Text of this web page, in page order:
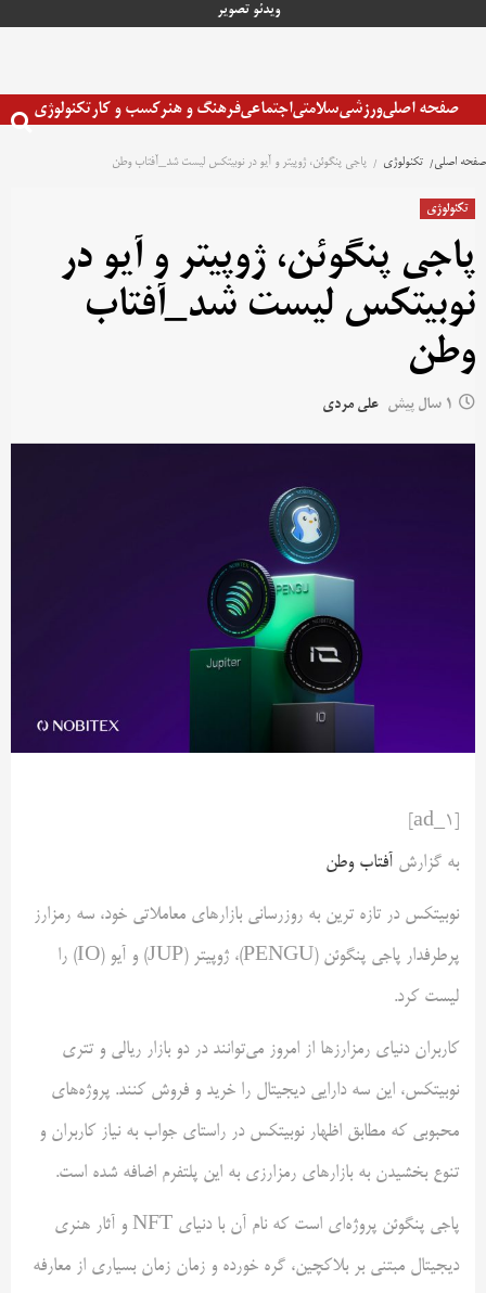
ویدئو تصویر
صفحه اصلیورزشیسلامتیاجتماعیفرهنگ و هنرکسب و کارتکنولوژی
صفحه اصلی تکنولوژی پاجی پنگوئن، ژوپیتر و آیو در نوبیتکس لیست شد_آفتاب وطن
تکنولوژی
پاجی پنگوئن، ژوپیتر و آیو در
نوبیتکس لیست شد_آفتاب
وطن
1 سال پیش علی مردی
به گزارش آفتاب وطن
نوبیتکس در تازه ترین به روزرسانی بازارهای معاملاتی خود، سه رمزارز
پرطرفدار پاجی پنگوئن (PENGU)، ژوپیتر (JUP) و آیو (IO) را
لیست کرد.
کاربران دنیای رمزارزها از امروز می‌توانند در دو بازار ریالی و تتری
نوبیتکس، این سه دارایی دیجیتال را خرید و فروش کنند. پروژه‌های
محبوبی که مطابق اظهار نوبیتکس در راستای جواب به نیاز کاربران و
تنوع بخشیدن به بازارهای رمزارزی به این پلتفرم اضافه شده است.
پاجی پنگوئن پروژه‌ای است که نام آن با دنیای NFT و آثار هنری
دیجیتال مبتنی بر بلاکچین، گره خورده و زمان زمان بسیاری از معارفه